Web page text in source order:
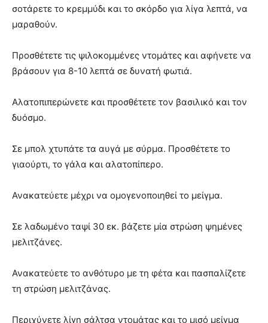
σοτάρετε το κρεµµύδι και το σκόρδο για λίγα λεπτά, να
μαραθούν.
Προσθέτετε τις ψιλοκοµµένες ντομάτες και αφήνετε να
βράσουν για 8-10 λεπτά σε δυνατή φωτιά.
Αλατοπιπερώνετε και προσθέτετε τον βασιλικό και τον
δυόσμο.
Σε μπολ χτυπάτε τα αυγά µε σύρμα. Προσθέτετε το
γιαούρτι, το γάλα και αλατοπίπερο.
Ανακατεύετε μέχρι να ομογενοποιηθεί το μείγμα.
Σε λαδωμένο ταψί 30 εκ. βάζετε µία στρώση ψημένες
μελιτζάνες.
Ανακατεύετε το ανθότυρο με τη φέτα και πασπαλίζετε
τη στρώση μελιτζάνας.
Περιχύνετε λίγη σάλτσα ντομάτας και το μισό μείγμα